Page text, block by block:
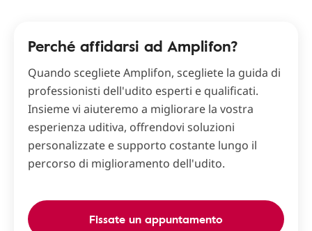
Perché affidarsi ad Amplifon?
Quando scegliete Amplifon, scegliete la guida di
professionisti dell'udito esperti e qualificati.
Insieme vi aiuteremo a migliorare la vostra
esperienza uditiva, offrendovi soluzioni
personalizzate e supporto costante lungo il
percorso di miglioramento dell'udito.
Fissate un appuntamento